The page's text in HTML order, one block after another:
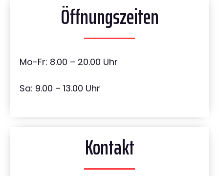
Öffnungszeiten
Mo-Fr: 8.00 – 20.00 Uhr
Sa: 9.00 – 13.00 Uhr
Kontakt